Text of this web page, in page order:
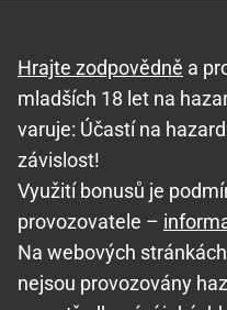
Hrajte zodpovědně a
mladších 18 let na
varuje: Účastí na
závislost!
Využití bonusů je
provozovatele –
Na webových
nejsou provozovány